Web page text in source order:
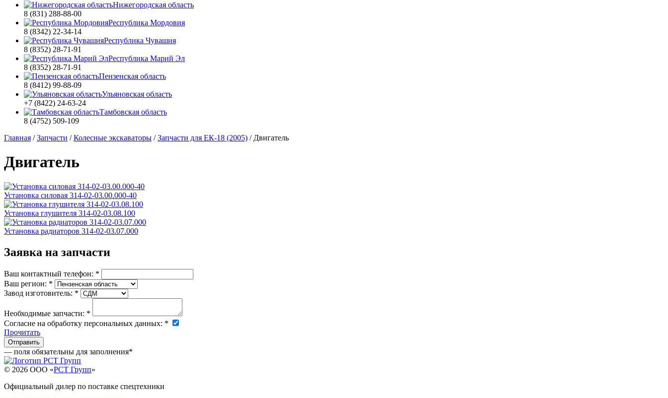
Нижегородская область
8 (831) 288-88-00
Республика Мордовия
8 (8342) 22-34-14
Республика Чувашия
8 (8352) 28-71-91
Республика Марий Эл
8 (8352) 28-71-91
Пензенская область
8 (8412) 99-88-09
Ульяновская область
+7 (8422) 24-63-24
Тамбовская область
8 (4752) 509-109
Главная /Запчасти /Колесные экскаваторы /Запчасти для ЕК-18 (2005) / Двигатель
Двигатель
Установка силовая 314-02-03.00.000-40
Установка глушителя 314-02-03.08.100
Установка радиаторов 314-02-03.07.000
Заявка на запчасти
Ваш контактный телефон: *
Ваш регион: *
Завод изготовитель: *
Необходимые запчасти: *
Согласие на обработку персональных данных: *
Прочитать
— поля обязательны для заполнения*
© 2026 OOO «РСТ Групп»
Официальный дилер по поставке спецтехники